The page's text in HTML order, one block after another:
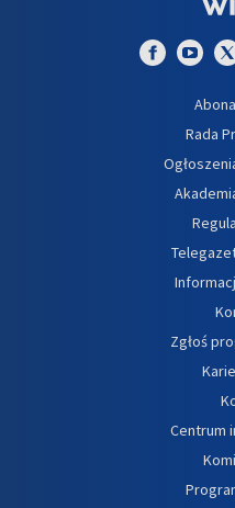
Rada
Zgłoś
Centrum